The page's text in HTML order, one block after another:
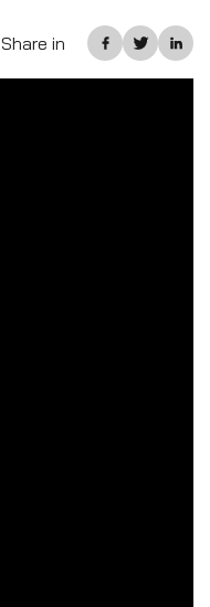
Share in